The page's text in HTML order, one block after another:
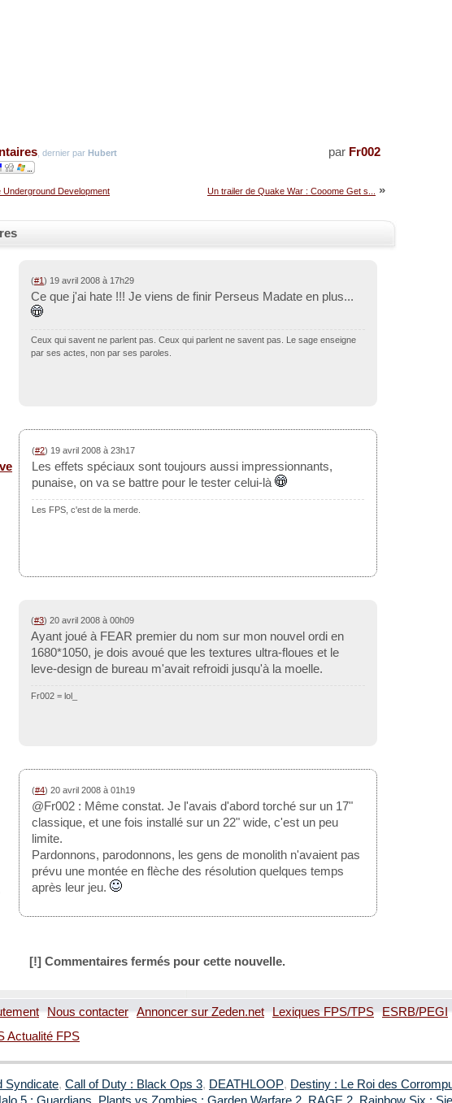
par Fr002
, dernier par Hubert
Un trailer de Quake War : Cooome Get s... »
Underground Development
(#1) 19 avril 2008 à 17h29
Ce que j'ai hate !!! Je viens de finir Perseus Madate en plus...
Ceux qui savent ne parlent pas. Ceux qui parlent ne savent pas. Le sage enseigne
par ses actes, non par ses paroles.
(#2) 19 avril 2008 à 23h17
Les effets spéciaux sont toujours aussi impressionnants,
punaise, on va se battre pour le tester celui-là
Les FPS, c'est de la merde.
(#3) 20 avril 2008 à 00h09
Ayant joué à FEAR premier du nom sur mon nouvel ordi en
1680*1050, je dois avoué que les textures ultra-floues et le
leve-design de bureau m'avait refroidi jusqu'à la moelle.
Fr002 = lol_
(#4) 20 avril 2008 à 01h19
@Fr002 : Même constat. Je l'avais d'abord torché sur un 17"
classique, et une fois installé sur un 22" wide, c'est un peu
limite.
Pardonnons, parodonnons, les gens de monolith n'avaient pas
prévu une montée en flèche des résolution quelques temps
après leur jeu.
[!] Commentaires fermés pour cette nouvelle.
Nous contacter Annoncer sur Zeden.net Lexiques FPS/TPS ESRB/PEGI
Syndicate, Call of Duty : Black Ops 3, DEATHLOOP, Destiny : Le Roi des
5 : Guardians Plants vs Zombies : Garden Warfare 2 RAGE 2 Rainbow Six :